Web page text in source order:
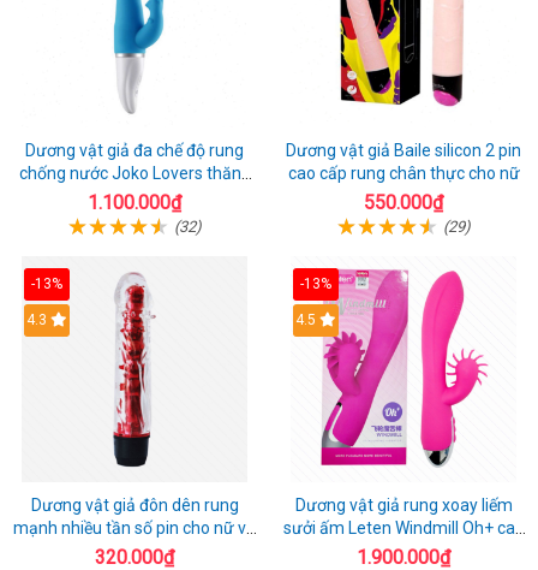
Dương vật giả đa chế độ rung
chống nước Joko Lovers thăng
hoa
1.100.000₫
(32)
Dương vật giả Baile silicon 2 pin
cao cấp rung chân thực cho nữ
550.000₫
(29)
-13%
4.3
Dương vật giả đôn dên rung
mạnh nhiều tần số pin cho nữ và
cặp đôi
320.000₫
-13%
4.5
Dương vật giả rung xoay liếm
sưởi ấm Leten Windmill Oh+ cao
cấp
1.900.000₫